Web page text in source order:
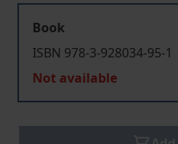
Book
ISBN 978-3-928034-95-1
Not available